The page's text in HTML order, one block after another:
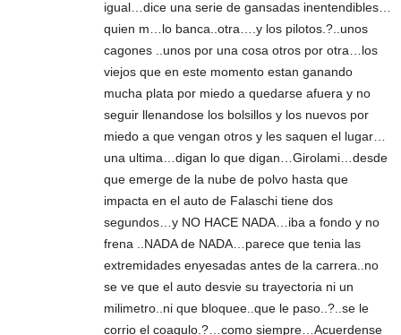
igual…dice una serie de gansadas inentendibles…
quien m…lo banca..otra….y los pilotos.?..unos
cagones ..unos por una cosa otros por otra…los
viejos que en este momento estan ganando
mucha plata por miedo a quedarse afuera y no
seguir llenandose los bolsillos y los nuevos por
miedo a que vengan otros y les saquen el lugar…
una ultima…digan lo que digan…Girolami…desde
que emerge de la nube de polvo hasta que
impacta en el auto de Falaschi tiene dos
segundos…y NO HACE NADA…iba a fondo y no
frena ..NADA de NADA…parece que tenia las
extremidades enyesadas antes de la carrera..no
se ve que el auto desvie su trayectoria ni un
milimetro..ni que bloquee..que le paso..?..se le
corrio el coagulo.?…como siempre…Acuerdense